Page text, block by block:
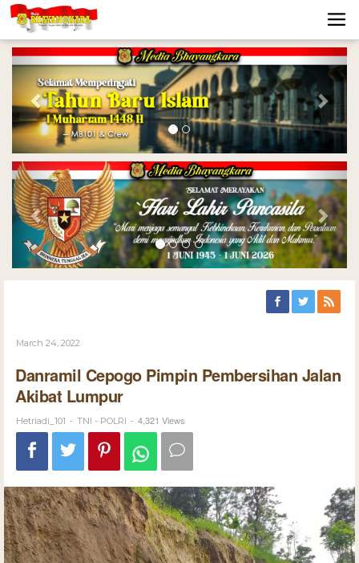
Previous Next
Previous Next
March 24, 2022
Danramil Cepogo Pimpin Pembersihan Jalan
Akibat Lumpur
Hetriadi_101 - TNI - POLRI - 4,321 Views